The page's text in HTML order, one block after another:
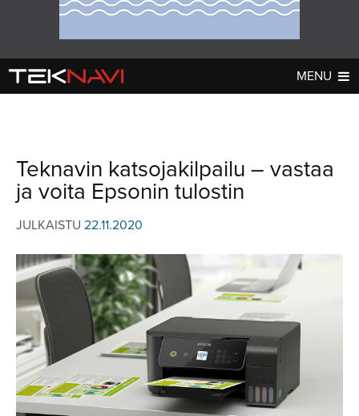
MENU
AJETUT
KOMMENTTI
HUHUT
TESTIT
KILPAILUT
VIDEOT
TV-OHJELMA
HAKU
Hae
Teknavin katsojakilpailu – vastaa
ja voita Epsonin tulostin
JULKAISTU 22.11.2020